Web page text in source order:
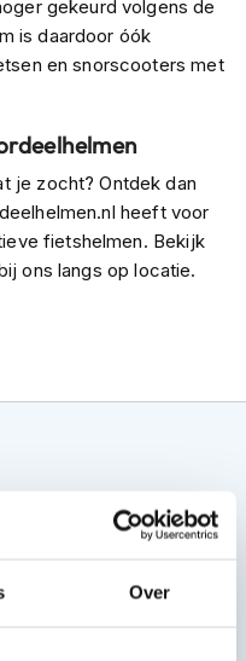
Over
gekeurd volgens de
is daardoor óók
en snorscooters met
je zocht? Ontdek dan
heeft voor
fietshelmen. Bekijk
ons langs op locatie.